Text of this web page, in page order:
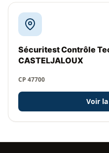
Sécuritest Contrôle
CASTELJALOUX
CP 47700
Voir